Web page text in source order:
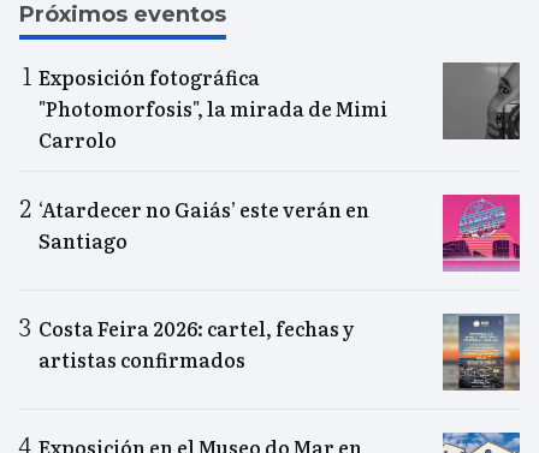
Próximos eventos
Exposición fotográfica
"Photomorfosis", la mirada de Mimi
Carrolo
‘Atardecer no Gaiás’ este verán en
Santiago
Costa Feira 2026: cartel, fechas y
artistas confirmados